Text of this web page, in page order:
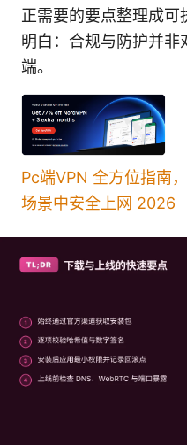
正需要的要点整理成可
明白：合规与防护并非
端。
Pc端VPN 全方位指南
场景中安全上网 2026